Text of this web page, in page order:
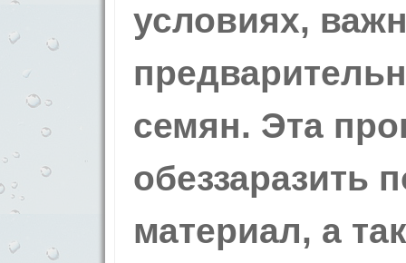
условиях,
семян. Эта
обеззаразить
материал, а